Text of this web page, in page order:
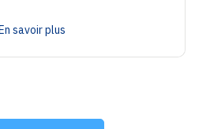
savoir plus